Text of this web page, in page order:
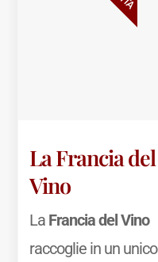
La Francia del
Vino
La Francia del Vino
raccoglie in un unico